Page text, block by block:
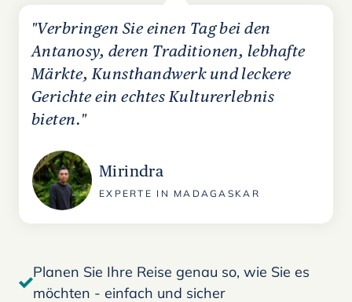
"Verbringen Sie einen Tag bei den
Antanosy, deren Traditionen, lebhafte
Märkte, Kunsthandwerk und leckere
Gerichte ein echtes Kulturerlebnis
bieten."
Mirindra
EXPERTE IN MADAGASKAR
Planen Sie Ihre Reise genau so, wie Sie es
möchten - einfach und sicher